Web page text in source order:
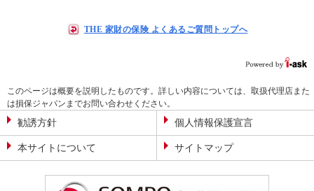
THE 家財の保険 よくあるご質問トップへ
このページは概要を説明したものです。詳しい内容については、取扱代理店また
は損保ジャパンまでお問い合わせください。
勧誘方針 個人情報保護宣言
本サイトについて サイトマップ